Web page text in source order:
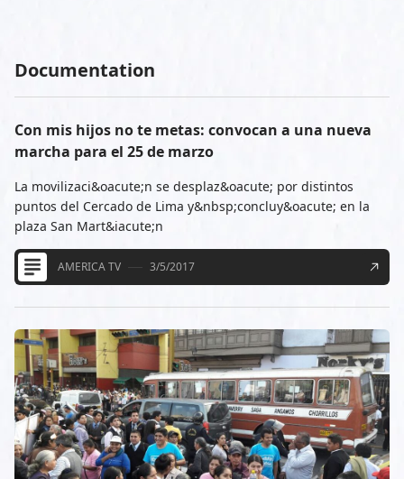
Documentation
Con mis hijos no te metas: convocan a una nueva
marcha para el 25 de marzo
La movilizaci&oacute;n se desplaz&oacute; por distintos
puntos del Cercado de Lima y&nbsp;concluy&oacute; en la
plaza San Mart&iacute;n
AMERICA TV 3/5/2017